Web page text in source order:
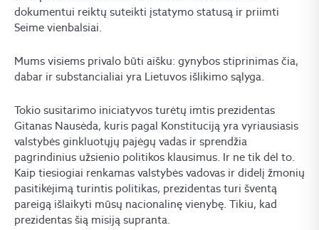
dokumentui reiktų suteikti įstatymo statusą ir priimti
Seime vienbalsiai.
Mums visiems privalo būti aišku: gynybos stiprinimas čia,
dabar ir substancialiai yra Lietuvos išlikimo sąlyga.
Tokio susitarimo iniciatyvos turėtų imtis prezidentas
Gitanas Nausėda, kuris pagal Konstituciją yra vyriausiasis
valstybės ginkluotųjų pajėgų vadas ir sprendžia
pagrindinius užsienio politikos klausimus. Ir ne tik dėl to.
Kaip tiesiogiai renkamas valstybės vadovas ir didelį žmonių
pasitikėjimą turintis politikas, prezidentas turi šventą
pareigą išlaikyti mūsų nacionalinę vienybę. Tikiu, kad
prezidentas šią misiją supranta.